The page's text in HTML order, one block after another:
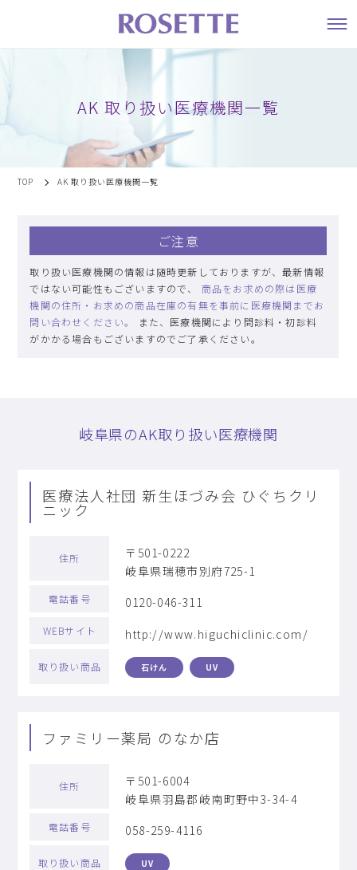
AK 取り扱い医療機関一覧
TOP AK 取り扱い医療機関一覧
ご注意
取り扱い医療機関の情報は随時更新しておりますが、最新情報
ではない可能性もございますので、 商品をお求めの際は医療
機関の住所・お求めの商品在庫の有無を事前に医療機関までお
問い合わせください。
また、医療機関により問診料・初診料
がかかる場合もございますのでご了承ください。
岐阜県のAK取り扱い医療機関
医療法人社団 新生ほづみ会 ひぐちクリ
ニック
住所
〒501-0222
岐阜県瑞穂市別府725-1
電話番号 0120-046-311
WEBサイト http://www.higuchiclinic.com/
取り扱い商品 石けん UV
ファミリー薬局 のなか店
住所
〒501-6004
岐阜県羽島郡岐南町野中3-34-4
電話番号 058-259-4116
取り扱い商品 UV